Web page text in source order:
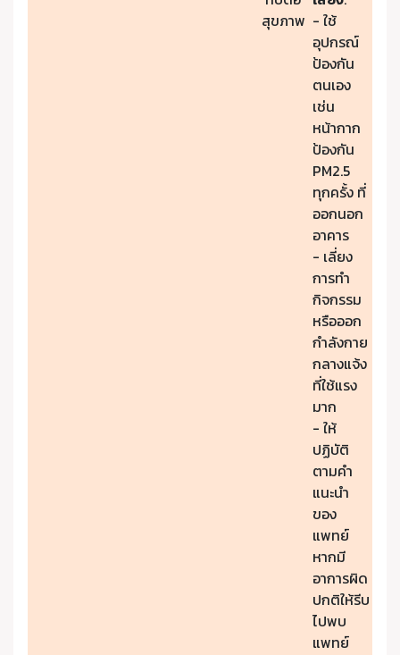
สุขภาพ - ใช้
อุปกรณ์
ป้องกัน
ตนเอง
เช่น
หน้ากาก
ป้องกัน
PM2.5
ทุกครั้ง ที่
ออกนอก
อาคาร
- เลี่ยง
การทำ
กิจกรรม
หรือออก
กำลังกาย
กลางแจ้ง
ที่ใช้แรง
มาก
- ให้
ปฏิบัติ
ตามคำ
แนะนำ
ของ
แพทย์
หากมี
อาการผิด
ปกติให้รีบ
ไปพบ
แพทย์